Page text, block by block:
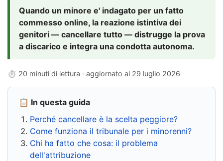
Quando un minore e' indagato per un fatto
commesso online, la reazione istintiva dei
genitori — cancellare tutto — distrugge la prova
a discarico e integra una condotta autonoma.
⏱ 20 minuti di lettura · aggiornato al 29 luglio 2026
📋 In questa guida
Perché cancellare è la scelta peggiore?
Come funziona il tribunale per i minorenni?
Chi ha fatto che cosa: il problema
dell'attribuzione